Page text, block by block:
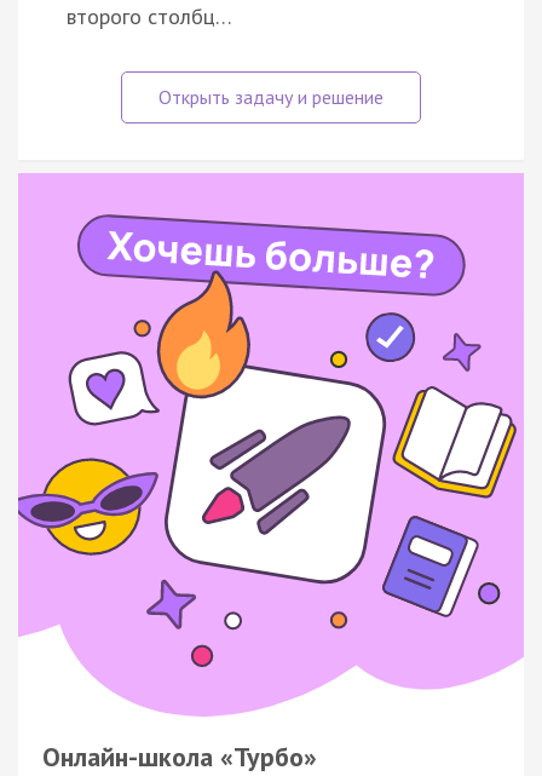
второго столбц…
Онлайн-школа «Турбо»